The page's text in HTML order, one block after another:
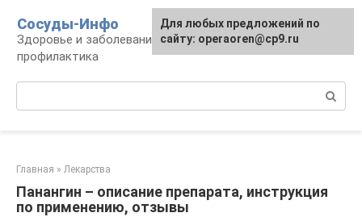
контенту
Сосуды-Инфо
Здоровье и заболевания сосудов и сердца,
профилактика
Главная » Лекарства
Панангин – описание препарата, инструкция
по применению, отзывы
Для любых предложений по
сайту: operaoren@cp9.ru